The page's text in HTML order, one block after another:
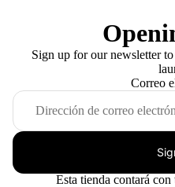
Sign up for our newsletter
Correo
Esta tienda contará